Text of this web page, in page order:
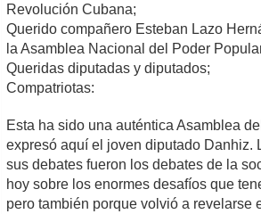
Revolución Cubana;
Querido compañero Esteban Lazo
la Asamblea Nacional del Poder
Queridas diputadas y diputados;
Compatriotas:
Esta ha sido una auténtica Asamblea
expresó aquí el joven diputado Danhiz.
sus debates fueron los debates de la
hoy sobre los enormes desafíos que
pero también porque volvió a revelarse